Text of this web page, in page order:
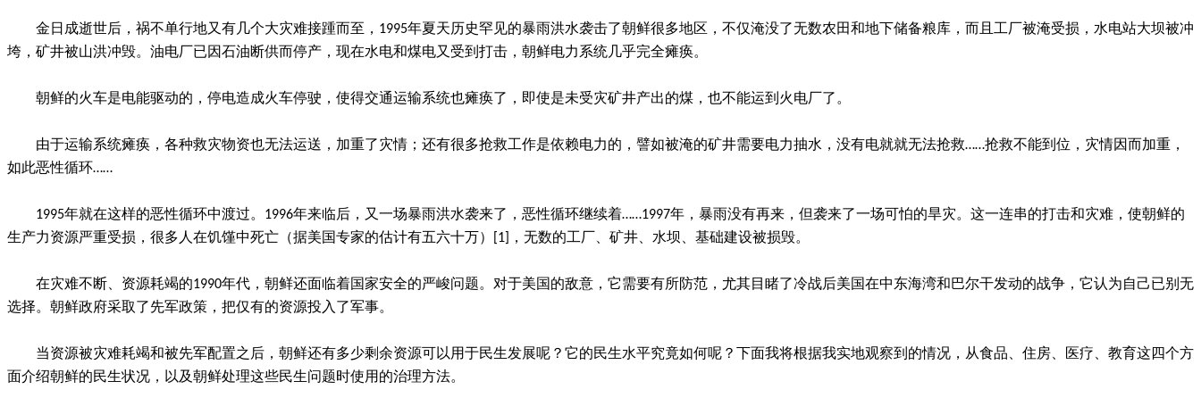
金日成逝世后，祸不单行地又有几个大灾难接踵而至，1995年夏天历史罕见的暴雨洪水袭击了朝鲜很多地区，不仅淹没了无数农田和地下储备粮库，而且工厂被淹受损，水电站大坝被冲
垮，矿井被山洪冲毁。油电厂已因石油断供而停产，现在水电和煤电又受到打击，朝鲜电力系统几乎完全瘫痪。
朝鲜的火车是电能驱动的，停电造成火车停驶，使得交通运输系统也瘫痪了，即使是未受灾矿井产出的煤，也不能运到火电厂了。
由于运输系统瘫痪，各种救灾物资也无法运送，加重了灾情；还有很多抢救工作是依赖电力的，譬如被淹的矿井需要电力抽水，没有电就就无法抢救……抢救不能到位，灾情因而加重，
如此恶性循环……
1995年就在这样的恶性循环中渡过。1996年来临后，又一场暴雨洪水袭来了，恶性循环继续着……1997年，暴雨没有再来，但袭来了一场可怕的旱灾。这一连串的打击和灾难，使朝鲜的
生产力资源严重受损，很多人在饥馑中死亡（据美国专家的估计有五六十万）[1]，无数的工厂、矿井、水坝、基础建设被损毁。
在灾难不断、资源耗竭的1990年代，朝鲜还面临着国家安全的严峻问题。对于美国的敌意，它需要有所防范，尤其目睹了冷战后美国在中东海湾和巴尔干发动的战争，它认为自己已别无
选择。朝鲜政府采取了先军政策，把仅有的资源投入了军事。
当资源被灾难耗竭和被先军配置之后，朝鲜还有多少剩余资源可以用于民生发展呢？它的民生水平究竟如何呢？下面我将根据我实地观察到的情况，从食品、住房、医疗、教育这四个方
面介绍朝鲜的民生状况，以及朝鲜处理这些民生问题时使用的治理方法。